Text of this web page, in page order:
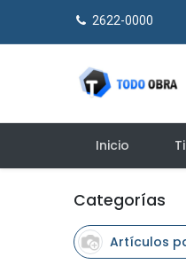
2622-0000​
Inicio
Categorías
Artículos